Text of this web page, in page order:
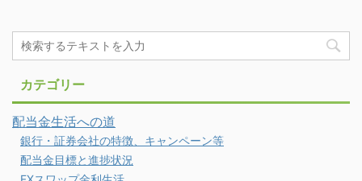
カテゴリー
配当金生活への道
銀行・証券会社の特徴、キャンペーン等
配当金目標と進捗状況